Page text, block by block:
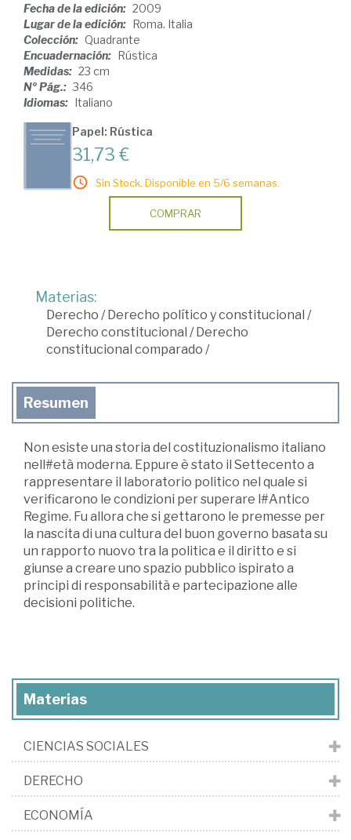
Fecha de la edición: 2009
Lugar de la edición: Roma. Italia
Colección: Quadrante
Encuadernación: Rústica
Medidas: 23 cm
Nº Pág.: 346
Idiomas: Italiano
Papel: Rústica
31,73 €
Sin Stock. Disponible en 5/6 semanas.
COMPRAR
Materias:
Derecho /Derecho político y constitucional /
Derecho constitucional /Derecho
constitucional comparado /
Resumen
Non esiste una storia del costituzionalismo italiano
nell#età moderna. Eppure è stato il Settecento a
rappresentare il laboratorio politico nel quale si
verificarono le condizioni per superare l#Antico
Regime. Fu allora che si gettarono le premesse per
la nascita di una cultura del buon governo basata su
un rapporto nuovo tra la politica e il diritto e si
giunse a creare uno spazio pubblico ispirato a
principi di responsabilità e partecipazione alle
decisioni politiche.
Materias
CIENCIAS SOCIALES
DERECHO
ECONOMÍA